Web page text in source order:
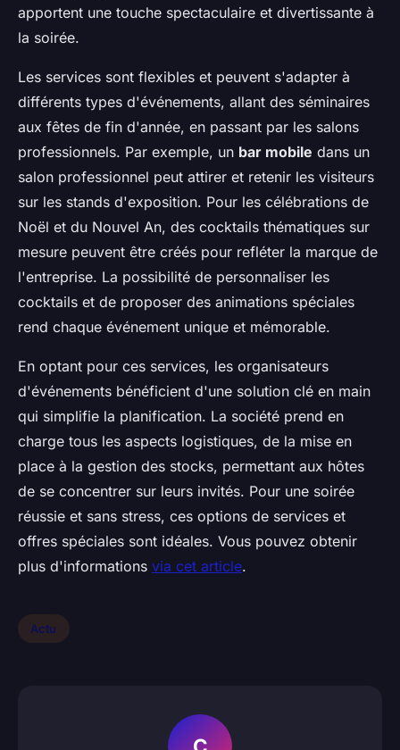
apportent une touche spectaculaire et divertissante à
la soirée.
Les services sont flexibles et peuvent s'adapter à
différents types d'événements, allant des séminaires
aux fêtes de fin d'année, en passant par les salons
professionnels. Par exemple, un bar mobile dans un
salon professionnel peut attirer et retenir les visiteurs
sur les stands d'exposition. Pour les célébrations de
Noël et du Nouvel An, des cocktails thématiques sur
mesure peuvent être créés pour refléter la marque de
l'entreprise. La possibilité de personnaliser les
cocktails et de proposer des animations spéciales
rend chaque événement unique et mémorable.
En optant pour ces services, les organisateurs
d'événements bénéficient d'une solution clé en main
qui simplifie la planification. La société prend en
charge tous les aspects logistiques, de la mise en
place à la gestion des stocks, permettant aux hôtes
de se concentrer sur leurs invités. Pour une soirée
réussie et sans stress, ces options de services et
offres spéciales sont idéales. Vous pouvez obtenir
plus d'informations via cet article.
Actu